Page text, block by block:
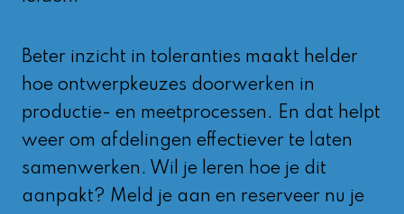
Beter inzicht in toleranties maakt helder
hoe ontwerpkeuzes doorwerken in
productie- en meetprocessen. En dat helpt
weer om afdelingen effectiever te laten
samenwerken. Wil je leren hoe je dit
aanpakt? Meld je aan en reserveer nu je